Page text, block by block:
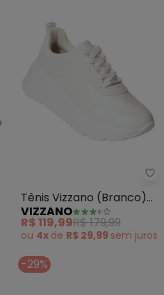
- Tênis Vizzano (Off
Tênis Vizzano (Branco)
em Sintético
VIZZANO
R$ 119,99R$ 179,99
ou 4x de R$ 29,99 sem juros
-29%